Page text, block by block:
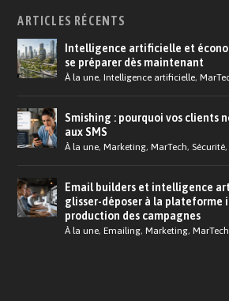
ARTICLES RÉCENTS
Intelligence artificielle et
se préparer dès maintenant
À la une,Intelligence artificielle,
Smishing : pourquoi vos clients
aux SMS
À la une,Marketing,MarTech, Sécurité,
Email builders et intelligence
glisser-déposer à la plateforme
production des campagnes
À la une,Emailing,Marketing,MarTech